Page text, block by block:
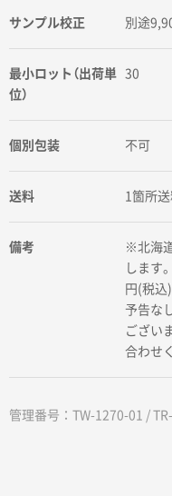
サンプル校正 別途
最小ロット（出荷単
位）
30
個別包装 不可
送料 1箇所
備考
※北海
します
円(税込
予告な
ござい
合わせ
管理番号：TW-1270-01 /